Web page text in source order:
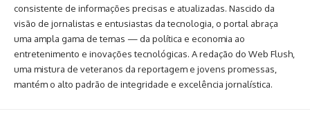
consistente de informações precisas e atualizadas. Nascido da
visão de jornalistas e entusiastas da tecnologia, o portal abraça
uma ampla gama de temas — da política e economia ao
entretenimento e inovações tecnológicas. A redação do Web Flush,
uma mistura de veteranos da reportagem e jovens promessas,
mantém o alto padrão de integridade e excelência jornalística.